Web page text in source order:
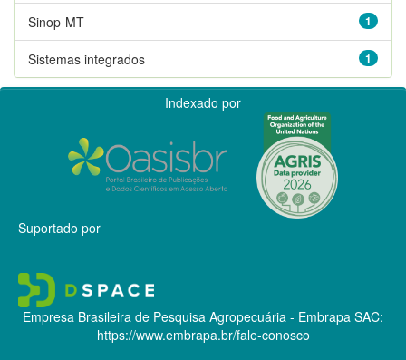
1
Sinop-MT
1
Sistemas integrados
Indexado por
Suportado por
Empresa Brasileira de Pesquisa Agropecuária - Embrapa SAC:
https://www.embrapa.br/fale-conosco